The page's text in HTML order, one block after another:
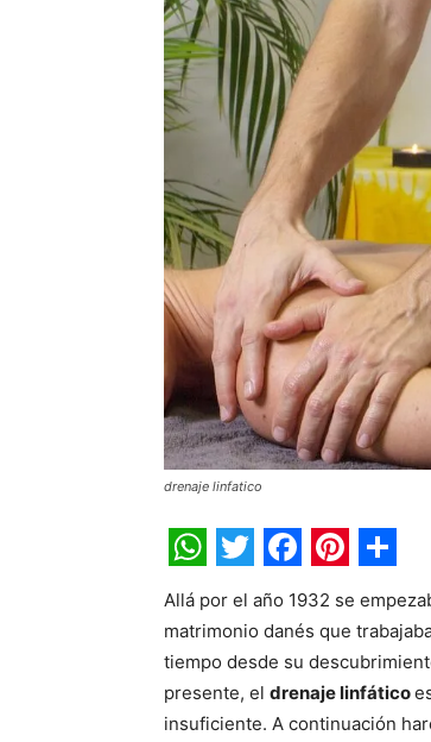
drenaje linfatico
WhatsApp
Twitter
Allá por el año 1932 se
matrimonio danés que
tiempo desde su
presente, el drenaje linfático
insuficiente. A continuación